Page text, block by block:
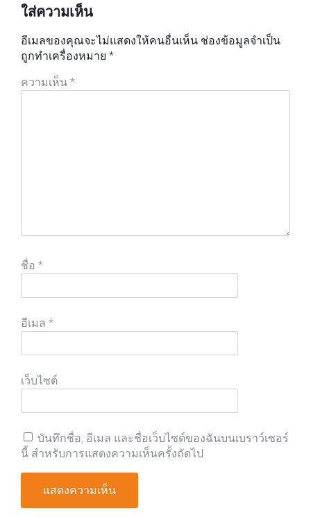
ใส่ความเห็น
อีเมลของคุณจะไม่แสดงให้คนอื่นเห็น ช่องข้อมูลจำเป็น
ถูกทำเครื่องหมาย *
ความเห็น *
ชื่อ *
อีเมล *
เว็บไซต์
บันทึกชื่อ, อีเมล และชื่อเว็บไซต์ของฉันบนเบราว์เซอร์
นี้ สำหรับการแสดงความเห็นครั้งถัดไป